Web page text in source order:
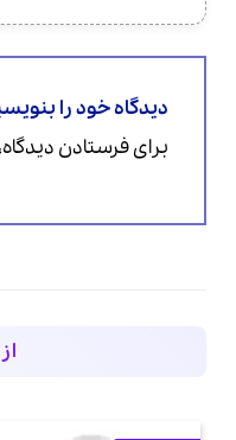
دیدگاه خود را
برای فرستادن